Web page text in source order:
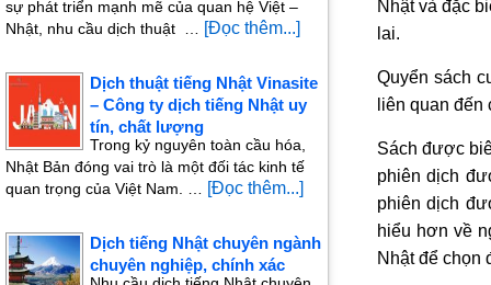
Nhật và đặc
lai.
Quyển sách
liên quan
Sách được
phiên dịch
phiên dịch
hiểu hơn về
Nhật để chọn
sự phát triển mạnh mẽ của quan hệ Việt –
Nhật, nhu cầu dịch thuật …
[Đọc thêm...]
Dịch thuật tiếng Nhật Vinasite
– Công ty dịch tiếng Nhật uy
tín, chất lượng
Trong kỷ nguyên toàn cầu hóa,
Nhật Bản đóng vai trò là một đối tác kinh tế
quan trọng của Việt Nam. …
[Đọc thêm...]
Dịch tiếng Nhật chuyên ngành
chuyên nghiệp, chính xác